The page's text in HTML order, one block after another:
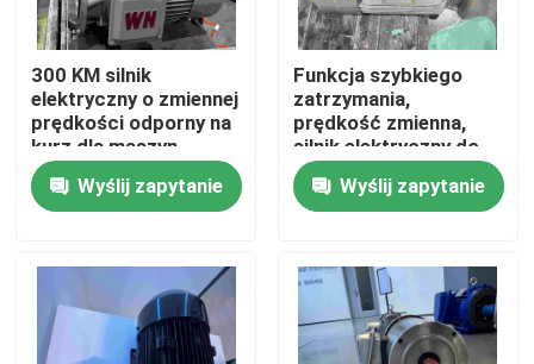
Kontrola jakości
Skontaktuj się z nami
Poprosić o wycenę
Silnik elektryczny o wysokiej wydajności
Jednofazowe silniki elektryczne
300 KM silnik
elektryczny o zmiennej
prędkości odporny na
kurz dla maszyn
transportowych
Wyślij zapytanie
Funkcja szybkiego
zatrzymania,
prędkość zmienna,
silnik elektryczny do
prasy kującej
Wyślij zapytanie